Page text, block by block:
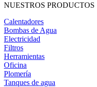
NUESTROS PRODUCTOS
Calentadores
Bombas de Agua
Electricidad
Filtros
Herramientas
Oficina
Plomería
Tanques de agua